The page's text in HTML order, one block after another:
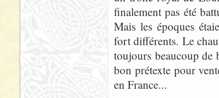
finalement pas été
Mais les époques
fort différents. Le
toujours beaucoup de
bon prétexte pour
en France...